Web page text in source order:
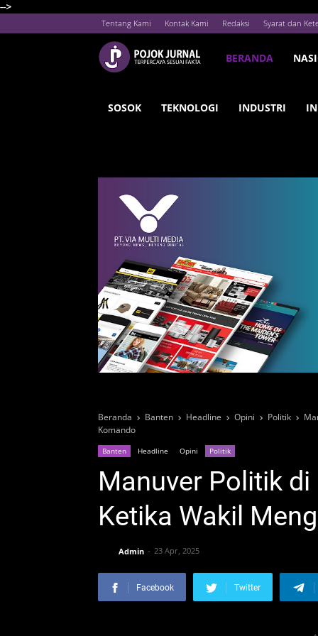
-->
Tentang Kami Kontak Kami Redaksi Syarat dan
BERANDA
SOSOK TEKNOLOGI INDUSTRI
Beranda Banten Headline Opini Politik
Komando
Banten Headline Opini Politik
Manuver Politik
Ketika Wakil
Admin 23 Apr, 2025
Facebook Twitter